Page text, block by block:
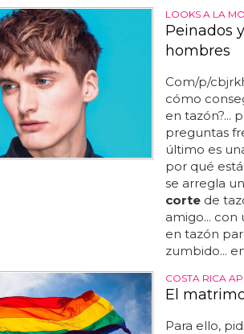
LOOKS A LA
Peinados
hombres
Com/p/
cómo
en tazón?...
preguntas
último es
por qué
se arregla un
cortede
amigo... con
en tazón
zumbido...
COSTA RICA
El
Para ello,